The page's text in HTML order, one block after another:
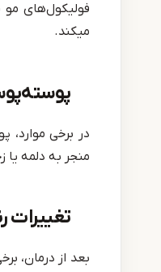
فولیکول‌های
میکند.
در برخی
منجر به دلمه
بعد از درمان،